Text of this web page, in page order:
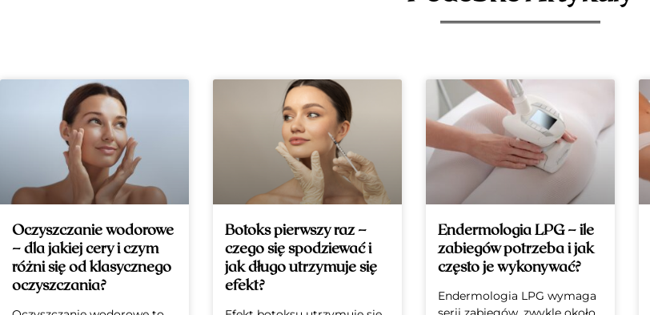
Oczyszczanie wodorowe
– dla jakiej cery i czym
różni się od klasycznego
oczyszczania?
Botoks pierwszy raz –
czego się spodziewać i
jak długo utrzymuje się
efekt?
Endermologia LPG – ile
zabiegów potrzeba i jak
często je wykonywać?
Endermologia LPG wymaga